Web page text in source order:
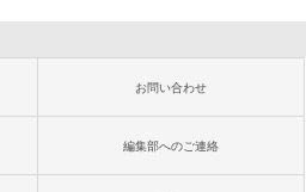
お問い合わせ
編集部へのご連絡